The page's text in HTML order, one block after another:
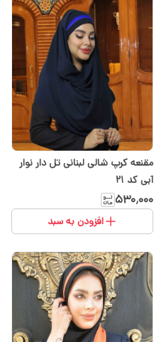
مقنعه کرپ شالی لبنانی تل دار نوار
آبی کد 21
۵۳۰٬۰۰۰
افزودن به سبد